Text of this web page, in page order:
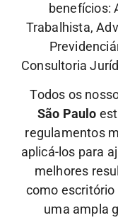
benefícios:
Trabalhista,
Consultoria
Todos os
São Paulo
regulamentos
aplicá-los para
melhores
como escritório
uma ampla